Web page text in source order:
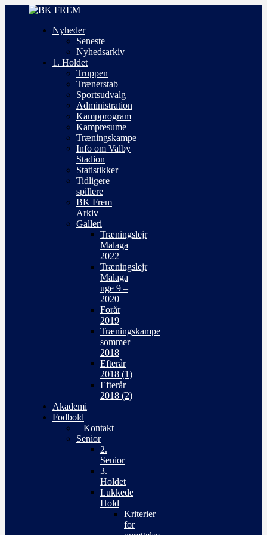
Nyheder
Seneste
Nyhedsarkiv
1. Holdet
Truppen
Trænerstab
Sportsudvalg
Administration
Kampprogram
Kampresume
Træningskampe
Info om Valby
Stadion
Statistikker
Tidligere
spillere
BK Frem
Arkiv
Galleri
Træningslejr
Malaga
2022
Træningslejr
Malaga
uge 9 –
2020
Forår
2019
Træningskampe
sommer
2018
Efterår
2018 (1)
Efterår
2018 (2)
Akademi
Fodbold
– Kontakt –
Senior
2.
Senior
3.
Holdet
Lukkede
Hold
Kriterier
for